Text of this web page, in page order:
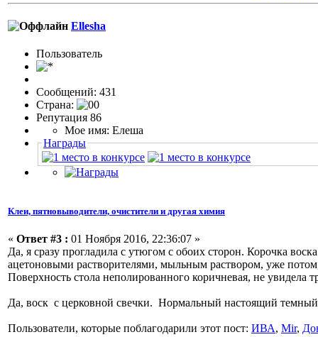
Ellesha
Пользовaтeль
Сообщений: 431
Страна:
Репутация 86
Мое имя: Елеша
Награды
Клеи, пятновыводители, очистители и другая химия
« Ответ #3 : 01 Ноября 2016, 22:36:07 »
Да, я сразу прогладила с утюгом с обоих сторон. Корочка
ацетоновыми растворителями, мыльным раствором, уже
Поверхность стола неполированного коричневая, не
Да, воск с церковной свечки. Нормальный настоящий
Пользователи, которые поблагодарили этот пост: ИВА, Mir,